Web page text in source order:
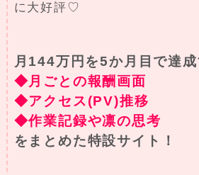
に大好評♡
月144万円を5か月目で達
◆月ごとの報酬画面
◆アクセス(PV)推移
◆作業記録や凛の思考
をまとめた特設サイト！